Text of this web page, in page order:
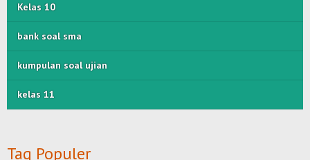
Kelas 10
bank soal sma
kumpulan soal ujian
kelas 11
Tag Populer